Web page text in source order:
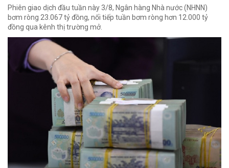
Phiên giao dịch đầu tuần này 3/8, Ngân hàng Nhà nước (NHNN)
bơm ròng 23.067 tỷ đồng, nối tiếp tuần bơm ròng hơn 12.000 tỷ
đồng qua kênh thị trường mở.